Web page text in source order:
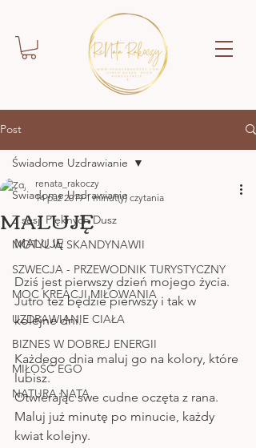
Post
Świadome Uzdrawianie
Z sesji Pięknych Dusz
MOTYL W SKANDYNAWII
SZWECJA - PRZEWODNIK TURYSTYCZNY
MOC KREACJI MIŁOWANIA
UZDRAWIANIE CIAŁA
BIZNES W DOBREJ ENERGII
MIŁOŚĆ EGO
NATURA NATA
Świadome Uzdrawianie
MALUJĘ
renata_rakoczy
14 paź 2019 1 minut(y) czytania
MALUJĘ
Dziś jest pierwszy dzień mojego życia.
Jutro też będzie pierwszy i tak w
kolejne dni.
Każdego dnia maluj go na kolory, które
lubisz.
Otwierając swe cudne oczęta z rana.
Maluj już minutę po minucie, każdy
kwiat kolejny.